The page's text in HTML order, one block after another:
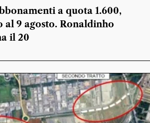
a quota 1.600,
9 agosto. Ronaldinho
il 20